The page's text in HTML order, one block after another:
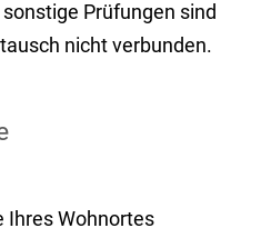
Prüfungen sind
nicht verbunden.
Ihres Wohnortes